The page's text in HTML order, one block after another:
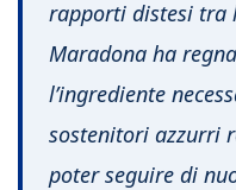
rapporti distesi tra
Maradona ha
l’ingrediente
sostenitori azzurri
poter seguire di